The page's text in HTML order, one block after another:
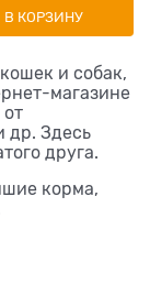
В КОРЗИНУ
и собак,
магазине
др. Здесь
друга.
корма,